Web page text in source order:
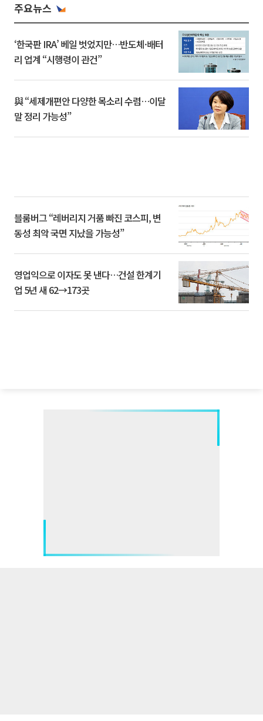
주요뉴스
‘한국판 IRA’ 베일 벗었지만…반도체·배터
리 업계 “시행령이 관건”
與 “세제개편안 다양한 목소리 수렴…이달
말 정리 가능성”
블룸버그 “레버리지 거품 빠진 코스피, 변
동성 최악 국면 지났을 가능성”
영업익으로 이자도 못 낸다…건설 한계기
업 5년 새 62→173곳